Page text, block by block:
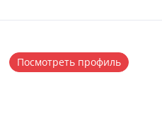
Посмотреть профиль